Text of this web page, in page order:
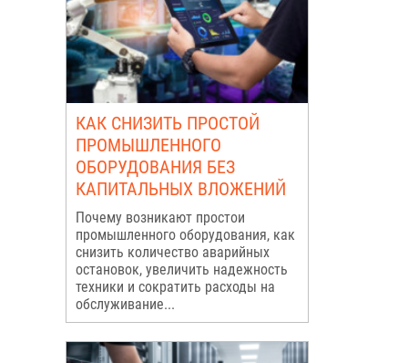
КАК СНИЗИТЬ ПРОСТОЙ
ПРОМЫШЛЕННОГО
ОБОРУДОВАНИЯ БЕЗ
КАПИТАЛЬНЫХ ВЛОЖЕНИЙ
Почему возникают простои
промышленного оборудования, как
снизить количество аварийных
остановок, увеличить надежность
техники и сократить расходы на
обслуживание...